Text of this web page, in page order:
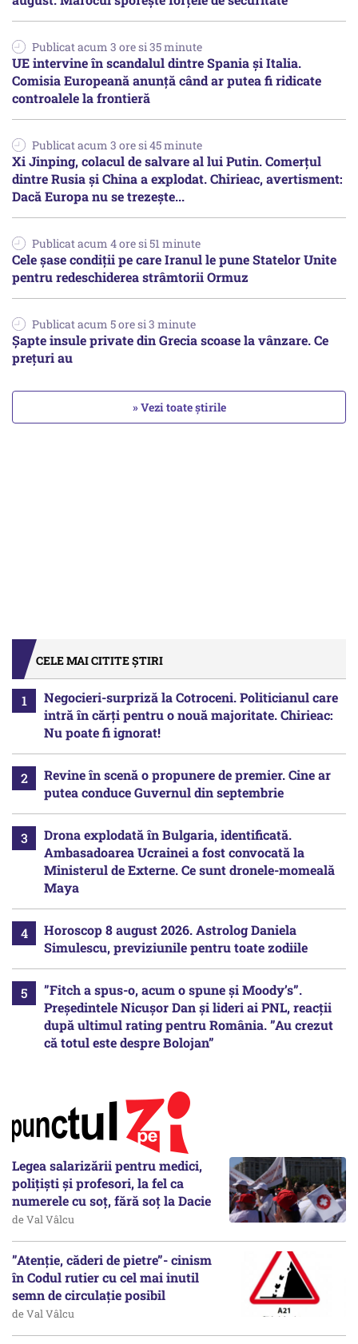
Publicat acum 3 ore si 35 minute
UE intervine în scandalul dintre Spania și Italia.
Comisia Europeană anunță când ar putea fi ridicate
controalele la frontieră
Publicat acum 3 ore si 45 minute
Xi Jinping, colacul de salvare al lui Putin. Comerțul
dintre Rusia și China a explodat. Chirieac, avertisment:
Dacă Europa nu se trezește...
Publicat acum 4 ore si 51 minute
Cele șase condiții pe care Iranul le pune Statelor Unite
pentru redeschiderea strâmtorii Ormuz
Publicat acum 5 ore si 3 minute
Șapte insule private din Grecia scoase la vânzare. Ce
prețuri au
» Vezi toate știrile
CELE MAI CITITE ȘTIRI
Negocieri-surpriză la Cotroceni. Politicianul care
intră în cărți pentru o nouă majoritate. Chirieac:
Nu poate fi ignorat!
Revine în scenă o propunere de premier. Cine ar
putea conduce Guvernul din septembrie
Drona explodată în Bulgaria, identificată.
Ambasadoarea Ucrainei a fost convocată la
Ministerul de Externe. Ce sunt dronele-momeală
Maya
Horoscop 8 august 2026. Astrolog Daniela
Simulescu, previziunile pentru toate zodiile
”Fitch a spus-o, acum o spune și Moody’s”.
Președintele Nicușor Dan și lideri ai PNL, reacții
după ultimul rating pentru România. ”Au crezut
că totul este despre Bolojan”
Legea salarizării pentru medici,
polițiști și profesori, la fel ca
numerele cu soț, fără soț la Dacie
de Val Vâlcu
”Atenție, căderi de pietre”- cinism
în Codul rutier cu cel mai inutil
semn de circulație posibil
de Val Vâlcu